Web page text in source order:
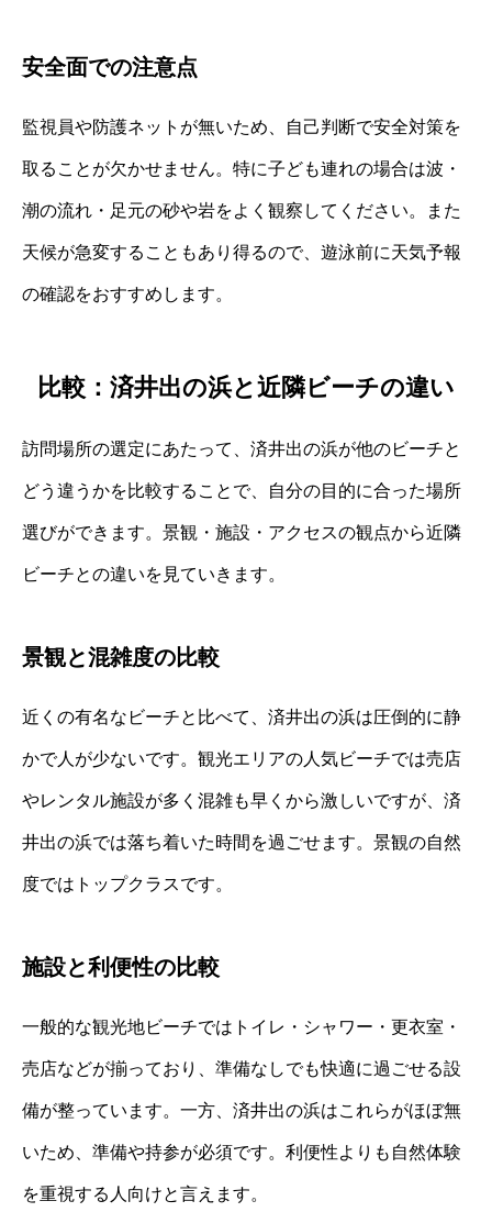
安全面での注意点
監視員や防護ネットが無いため、自己判断で安全対策を
取ることが欠かせません。特に子ども連れの場合は波・
潮の流れ・足元の砂や岩をよく観察してください。また
天候が急変することもあり得るので、遊泳前に天気予報
の確認をおすすめします。
比較：済井出の浜と近隣ビーチの違い
訪問場所の選定にあたって、済井出の浜が他のビーチと
どう違うかを比較することで、自分の目的に合った場所
選びができます。景観・施設・アクセスの観点から近隣
ビーチとの違いを見ていきます。
景観と混雑度の比較
近くの有名なビーチと比べて、済井出の浜は圧倒的に静
かで人が少ないです。観光エリアの人気ビーチでは売店
やレンタル施設が多く混雑も早くから激しいですが、済
井出の浜では落ち着いた時間を過ごせます。景観の自然
度ではトップクラスです。
施設と利便性の比較
一般的な観光地ビーチではトイレ・シャワー・更衣室・
売店などが揃っており、準備なしでも快適に過ごせる設
備が整っています。一方、済井出の浜はこれらがほぼ無
いため、準備や持参が必須です。利便性よりも自然体験
を重視する人向けと言えます。